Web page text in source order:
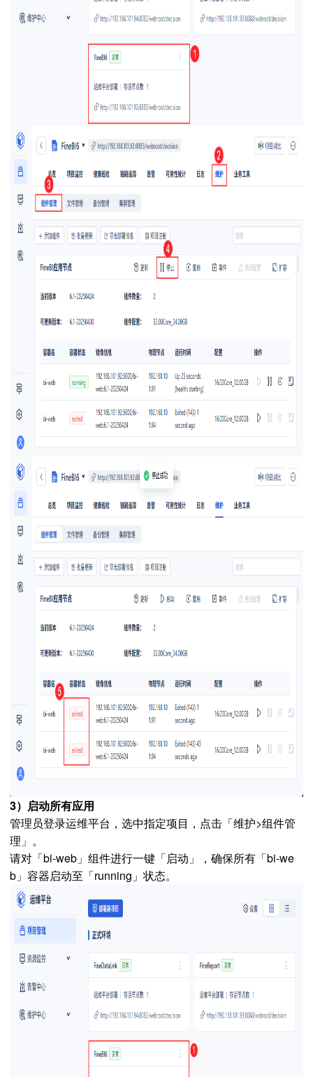
3）启动所有应用
管理员登录运维平台，选中指定项目，点击「维护>组件管
理」。
请对「bi-web」组件进行一键「启动」，确保所有「bi-we
b」容器启动至「running」状态。